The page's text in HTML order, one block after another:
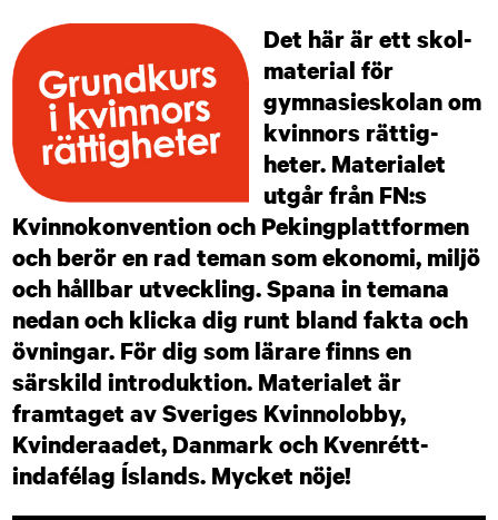
Det här är ett skol­
material för
gymnasie­skolan om
kvinnors rättig­
heter. Materialet
utgår från FN:s
Kvinno­konvention och Peking­plattformen
och berör en rad teman som ekonomi, miljö
och hållbar utveckling. Spana in temana
nedan och klicka dig runt bland fakta och
övningar. För dig som lärare finns en
särskild introduktion. Materialet är
framtaget av Sveriges Kvinno­lobby,
Kvinde­raadet, Danmark och Kvenrétt­
indafélag Íslands. Mycket nöje!